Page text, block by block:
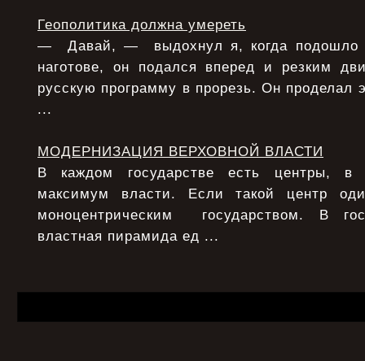
Геополитика должна умереть
— Давай, — выдохнул я, когда подошло
наготове, он подался вперед и резким
русскую программу в прорезь. Он проделал
...
МОДЕРНИЗАЦИЯ ВЕРХОВНОЙ ВЛАСТИ
В каждом государстве есть центры, в
максимум власти. Если такой центр
моноцентрическим государством. В
властная пирамида ед ...